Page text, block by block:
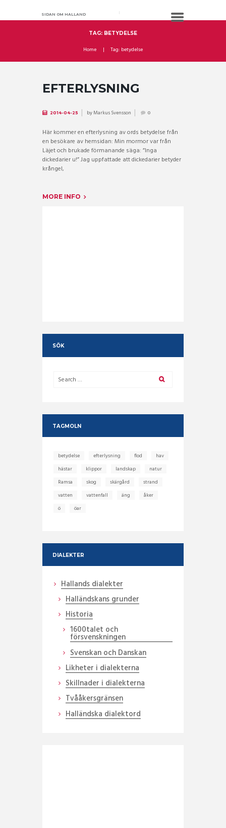
SIDAN OM HALLAND
TAG: BETYDELSE
Home Tag: betydelse
EFTERLYSNING
2014-04-25 byMarkus Svensson 0
Här kommer en efterlysning av ords betydelse från
en besökare av hemsidan: Min mormor var från
Läjet och brukade förmanande säga: ”Inga
dickedarier u!” Jag uppfattade att dickedarier betyder
krångel,
MORE INFO
SÖK
TAGMOLN
betydelse efterlysning flod
hav
hästar
klippor landskap
natur
Ramsa
skog skärgård
strand
vatten
vattenfall äng
åker
ö
öar
DIALEKTER
Hallands dialekter
Halländskans grunder
Historia
1600talet och
försvenskningen
Svenskan och Danskan
Likheter i dialekterna
Skillnader i dialekterna
Tvååkersgränsen
Halländska dialektord